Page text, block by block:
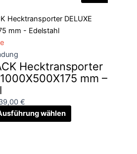
Hecktransporter
mm –
€
wählen